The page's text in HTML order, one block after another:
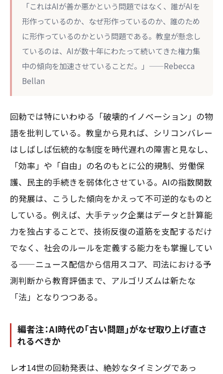
「これはAIが善か悪かという問題ではなく、誰がAIを
形作っているのか、なぜ形作っているのか、誰のため
に形作っているのかという問題である。教皇が懸念し
ているのは、AIが数十年にわたって続いてきた権力集
中の傾向を加速させていることだ。」——Rebecca
Bellan
回勅では特にいわゆる「破壊的イノベーション」の物
語を批判している。教皇から見れば、シリコンバレー
はしばしば伝統的な制度を時代遅れの障害と見なし、
「効率」や「自由」の名のもとに公的規制、労働保
護、民主的手続きを弱体化させている。AIの指数関数
的発展は、こうした傾向をかえって不可逆的なものと
している。例えば、大手テック企業はデータと計算能
力を独占することで、技術反復の道筋を支配するだけ
でなく、社会のルールを定義する能力をも掌握してい
る——ニュース配信から信用スコア、司法における予
測判断から教育評価まで、アルゴリズムは新たな
「法」となりつつある。
編者注：AI時代の「古い問題」がなぜ取り上げ直さ
れるべきか
レオ14世の回勅発表は、絶妙なタイミングであっ